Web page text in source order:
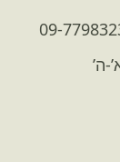
ה’